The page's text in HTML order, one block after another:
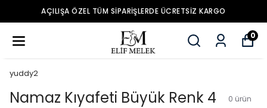
AÇILIŞA ÖZEL TÜM SIPARIŞLERDE ÜCRETSIZ KARGO
0
yuddy2
Namaz Kıyafeti Büyük Renk 4 0 ürün